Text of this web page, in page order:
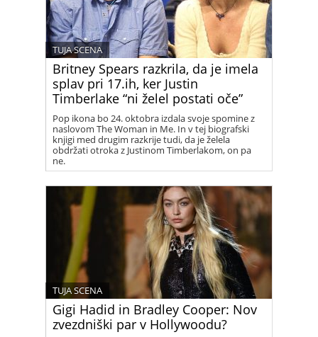
Britney Spears razkrila, da je imela
splav pri 17.ih, ker Justin
Timberlake “ni želel postati oče”
TUJA SCENA
Pop ikona bo 24. oktobra izdala svoje spomine z
naslovom The Woman in Me. In v tej biografski
knjigi med drugim razkrije tudi, da je želela
obdržati otroka z Justinom Timberlakom, on pa
ne.
Gigi Hadid in Bradley Cooper: Nov
zvezdniški par v Hollywoodu?
TUJA SCENA